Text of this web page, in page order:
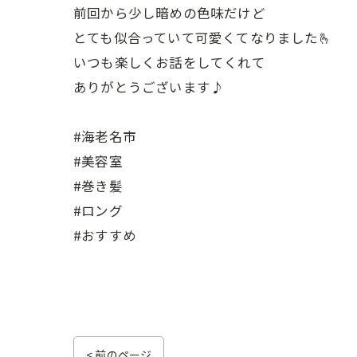
前回から少し暗めの色味だけど
とても似合っていて可愛くてなりました🫰
いつも楽しくお話をしてくれて
ありがとうございます♪
#海老名市
#美容室
#巻き髪
#ロング
#おすすめ